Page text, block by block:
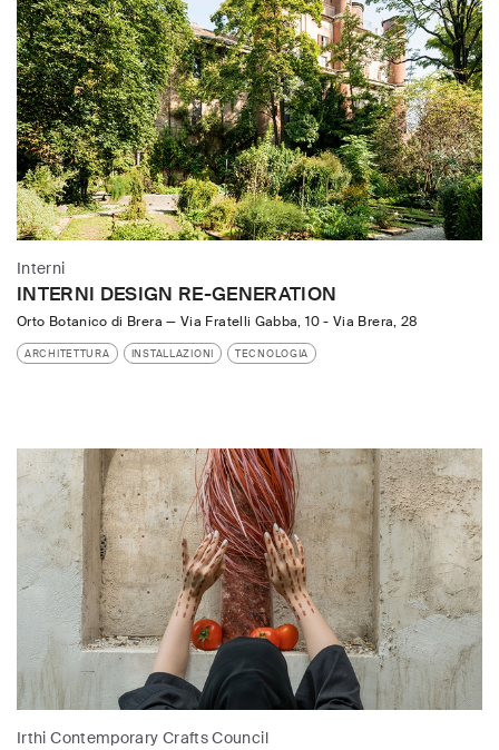
Interni
INTERNI DESIGN RE-GENERATION
Orto Botanico di Brera —Via Fratelli Gabba, 10 - Via Brera, 28
ARCHITETTURA INSTALLAZIONI TECNOLOGIA
Irthi Contemporary Crafts Council